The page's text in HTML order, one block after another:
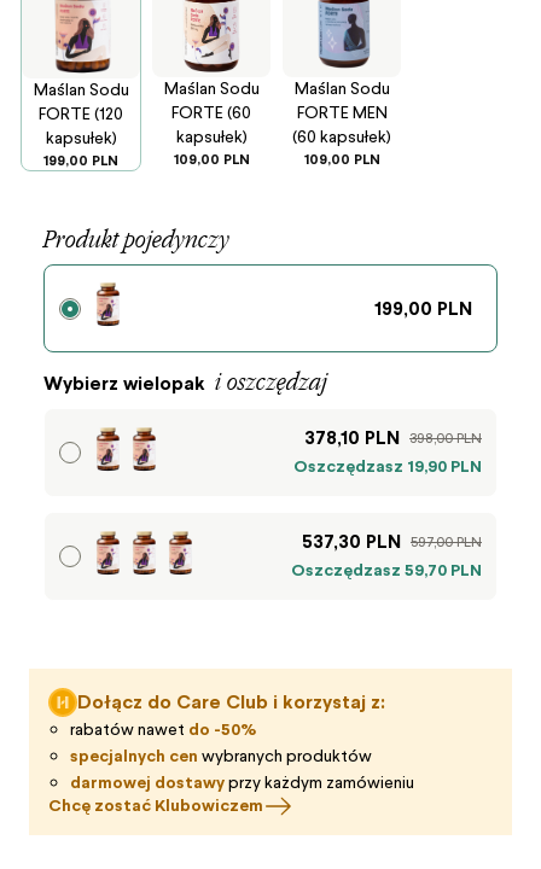
Maślan Sodu
FORTE (120
kapsułek)
199,00 PLN
Maślan Sodu
FORTE (60
kapsułek)
109,00 PLN
Maślan Sodu
FORTE MEN
(60 kapsułek)
109,00 PLN
Produkt pojedynczy
199,00 PLN
Wybierz wielopak i oszczędzaj
378,10 PLN 398,00 PLN
Oszczędzasz 19,90 PLN
537,30 PLN 597,00 PLN
Oszczędzasz 59,70 PLN
Dołącz do Care Club i korzystaj z:
rabatów nawet do -50%
specjalnych cen wybranych produktów
darmowej dostawyprzy każdym zamówieniu
Chcę zostać Klubowiczem